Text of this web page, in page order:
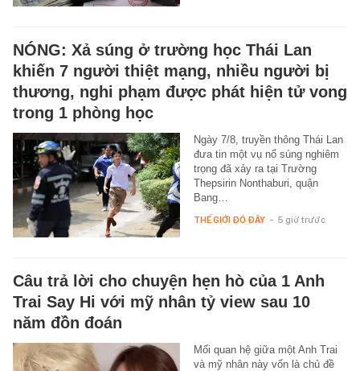
NÓNG: Xả súng ở trường học Thái Lan
khiến 7 người thiệt mạng, nhiều người bị
thương, nghi phạm được phát hiện tử vong
trong 1 phòng học
Ngày 7/8, truyền thông Thái Lan
đưa tin một vụ nổ súng nghiêm
trọng đã xảy ra tại Trường
Thepsirin Nonthaburi, quận
Bang…
THẾ GIỚI ĐÓ ĐÂY - 5 giờ trước
Câu trả lời cho chuyện hẹn hò của 1 Anh
Trai Say Hi với mỹ nhân tỷ view sau 10
năm đồn đoán
Mối quan hệ giữa một Anh Trai
và mỹ nhân này vốn là chủ đề